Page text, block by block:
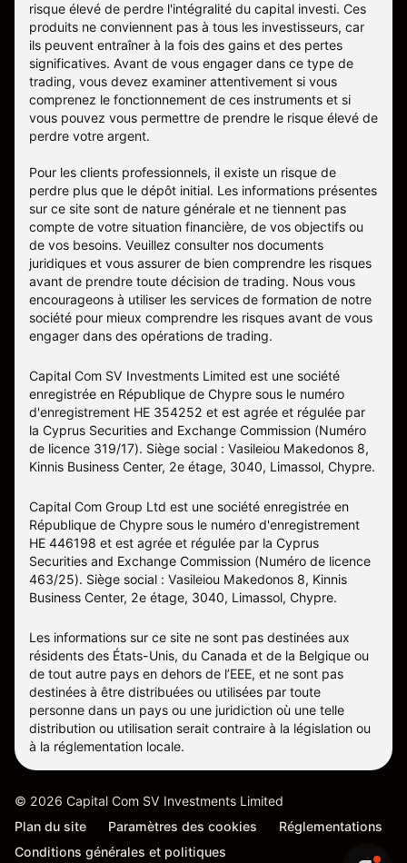
risque élevé de perdre l'intégralité du capital investi. Ces
produits ne conviennent pas à tous les investisseurs, car
ils peuvent entraîner à la fois des gains et des pertes
significatives. Avant de vous engager dans ce type de
trading, vous devez examiner attentivement si vous
comprenez le fonctionnement de ces instruments et si
vous pouvez vous permettre de prendre le risque élevé de
perdre votre argent.
Pour les clients professionnels, il existe un risque de
perdre plus que le dépôt initial. Les informations présentes
sur ce site sont de nature générale et ne tiennent pas
compte de votre situation financière, de vos objectifs ou
de vos besoins. Veuillez consulter nos documents
juridiques et vous assurer de bien comprendre les risques
avant de prendre toute décision de trading. Nous vous
encourageons à utiliser les services de formation de notre
société pour mieux comprendre les risques avant de vous
engager dans des opérations de trading.
Capital Com SV Investments Limited est une société
enregistrée en République de Chypre sous le numéro
d'enregistrement HE 354252 et est agrée et régulée par
la Cyprus Securities and Exchange Commission (Numéro
de licence 319/17). Siège social : Vasileiou Makedonos 8,
Kinnis Business Center, 2e étage, 3040, Limassol, Chypre.
Capital Com Group Ltd est une société enregistrée en
République de Chypre sous le numéro d'enregistrement
ΗΕ 446198 et est agrée et régulée par la Cyprus
Securities and Exchange Commission (Numéro de licence
463/25). Siège social : Vasileiou Makedonos 8, Kinnis
Business Center, 2e étage, 3040, Limassol, Chypre.
Les informations sur ce site ne sont pas destinées aux
résidents des États-Unis, du Canada et de la Belgique ou
de tout autre pays en dehors de l’EEE, et ne sont pas
destinées à être distribuées ou utilisées par toute
personne dans un pays ou une juridiction où une telle
distribution ou utilisation serait contraire à la législation ou
à la réglementation locale.
© 2026 Capital Com SV Investments Limited
Plan du site
Paramètres des cookies
Réglementations
Conditions générales et politiques